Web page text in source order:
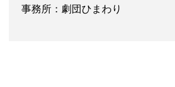
事務所：劇団ひまわり